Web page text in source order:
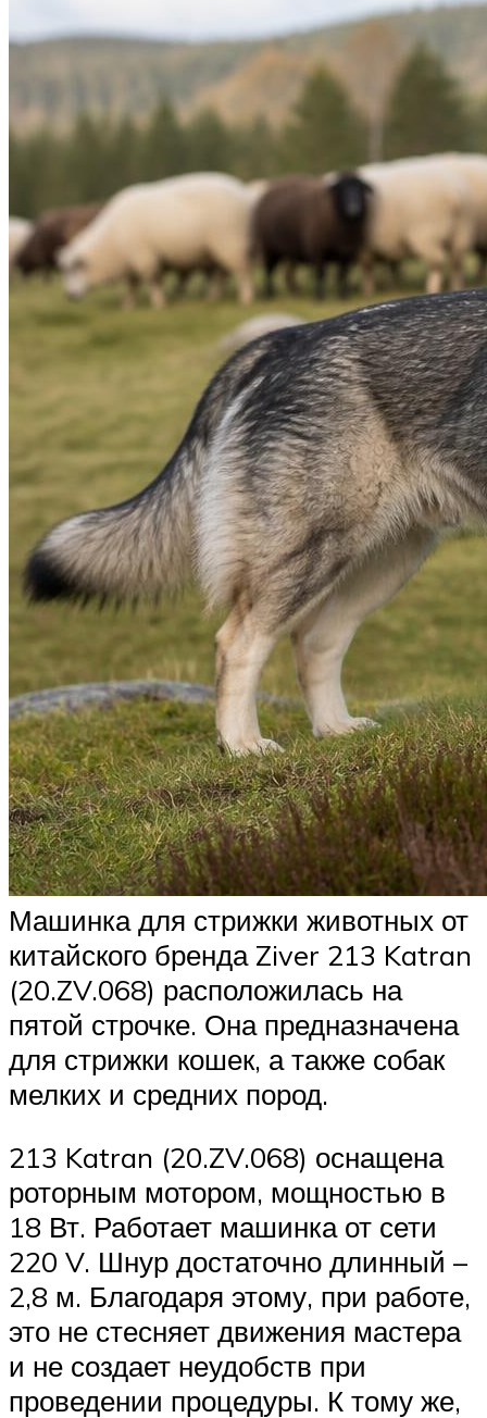
Машинка для стрижки животных от
китайского бренда Ziver 213 Katran
(20.ZV.068) расположилась на
пятой строчке. Она предназначена
для стрижки кошек, а также собак
мелких и средних пород.
213 Katran (20.ZV.068) оснащена
роторным мотором, мощностью в
18 Вт. Работает машинка от сети
220 V. Шнур достаточно длинный –
2,8 м. Благодаря этому, при работе,
это не стесняет движения мастера
и не создает неудобств при
проведении процедуры. К тому же,